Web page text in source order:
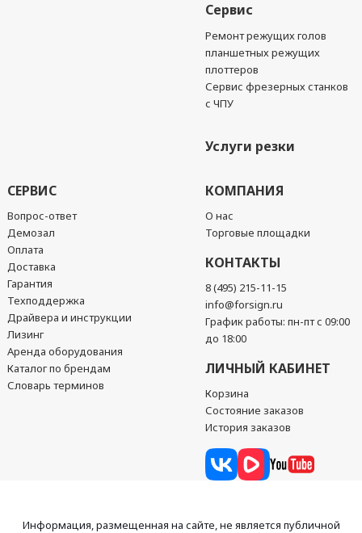
Сервис
Ремонт режущих голов
планшетных режущих
плоттеров
Сервис фрезерных станков
с ЧПУ
Услуги резки
СЕРВИС
Вопрос-ответ
Демозал
Оплата
Доставка
Гарантия
Техподдержка
Драйвера и инструкции
Лизинг
Аренда оборудования
Каталог по брендам
Словарь терминов
КОМПАНИЯ
О нас
Торговые площадки
КОНТАКТЫ
8 (495) 215-11-15
info@forsign.ru
График работы: пн-пт с 09:00
до 18:00
ЛИЧНЫЙ КАБИНЕТ
Корзина
Состояние заказов
История заказов
Информация, размещенная на сайте, не является публичной